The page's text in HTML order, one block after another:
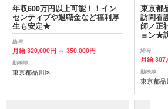
年収600万円以上可能！！イン
センティブや退職金など福利厚
生も安定★
給与
月給 320,000円 ～ 350,000円
勤務地
東京都品川区
東京都
訪問看
師／正
ョン★
給与
月給
勤務地
東京都